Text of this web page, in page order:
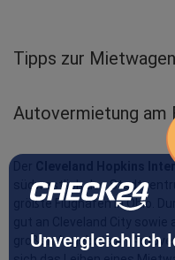
Unvergleichlich
Tipps zur
Autovermietung am
Cleveland Hopkins
südwestlich des
größte Flughafen in Ohio.
großen Angebots an